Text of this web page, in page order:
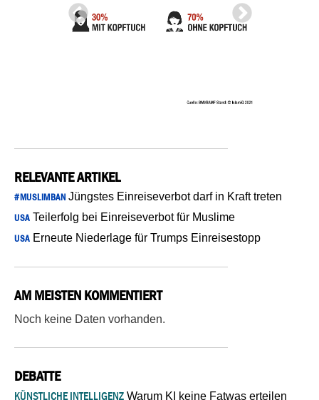
RELEVANTE ARTIKEL
#MUSLIMBAN Jüngstes Einreiseverbot darf in Kraft treten
USATeilerfolg bei Einreiseverbot für Muslime
USAErneute Niederlage für Trumps Einreisestopp
AM MEISTEN KOMMENTIERT
Noch keine Daten vorhanden.
DEBATTE
KÜNSTLICHE INTELLIGENZ Warum KI keine Fatwas erteilen